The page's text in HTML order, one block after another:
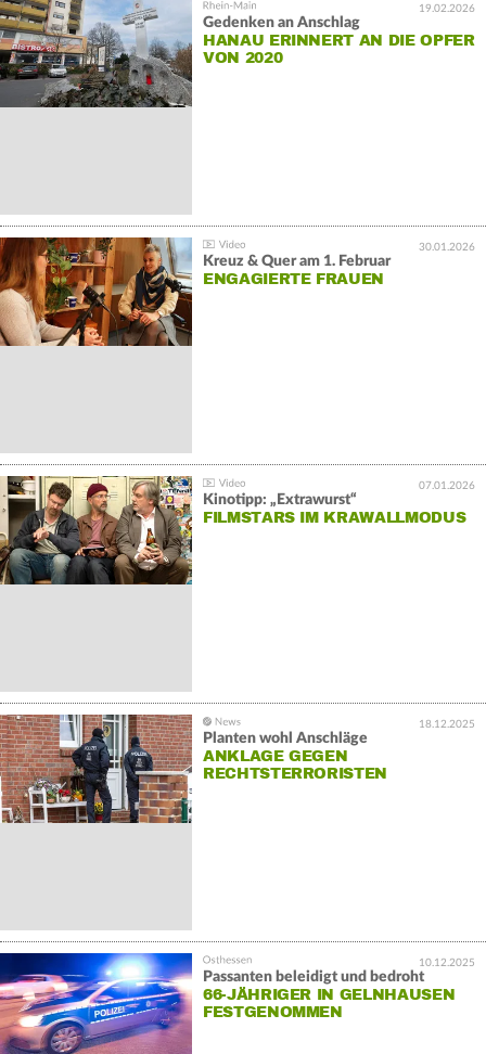
19.02.2026
Gedenken an Anschlag
HANAU ERINNERT AN DIE OPFER
VON 2020
30.01.2026
Kreuz & Quer am 1. Februar
ENGAGIERTE FRAUEN
07.01.2026
Kinotipp: „Extrawurst“
FILMSTARS IM KRAWALLMODUS
18.12.2025
Planten wohl Anschläge
ANKLAGE GEGEN
RECHTSTERRORISTEN
10.12.2025
Passanten beleidigt und bedroht
66-JÄHRIGER IN GELNHAUSEN
FESTGENOMMEN